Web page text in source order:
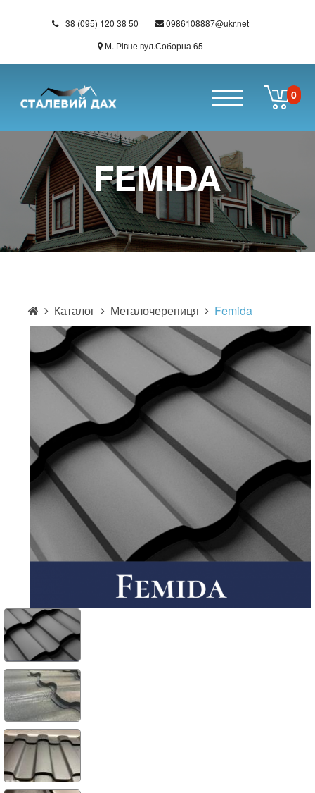
Перейти до основного вмісту
+38 (095) 120 38 50
0986108887@ukr.net
М. Рівне вул.Соборна 65
0
FEMIDA
Каталог Металочерепиця Femida